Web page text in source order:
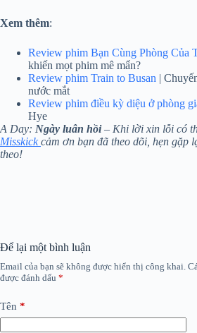
Xem thêm:
Review phim Bạn Cùng Phòng Của
khiến mọt phim mê mẩn?
Review phim Train to Busan |
nước mắt
Review phim điều kỳ diệu ở phòng
Hye
A Day: Ngày luân hồi– Khi lời xin lỗi có
Misskickcảm ơn bạn đã theo dõi, hẹn gặp
theo!
Để lại một bình luận
Email của bạn sẽ không được hiển thị công khai.
được đánh dấu *
Tên *